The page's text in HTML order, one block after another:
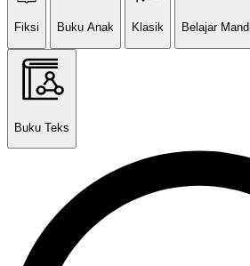
Fiksi Buku Anak Klasik Belajar
Buku Teks